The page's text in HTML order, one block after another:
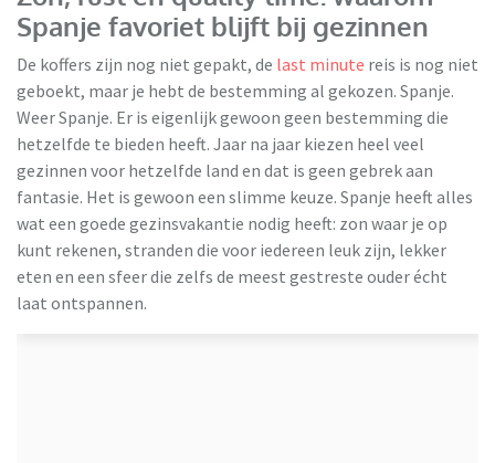
Spanje favoriet blijft bij gezinnen
De koffers zijn nog niet gepakt, de last minute reis is nog niet
geboekt, maar je hebt de bestemming al gekozen. Spanje.
Weer Spanje. Er is eigenlijk gewoon geen bestemming die
hetzelfde te bieden heeft. Jaar na jaar kiezen heel veel
gezinnen voor hetzelfde land en dat is geen gebrek aan
fantasie. Het is gewoon een slimme keuze. Spanje heeft alles
wat een goede gezinsvakantie nodig heeft: zon waar je op
kunt rekenen, stranden die voor iedereen leuk zijn, lekker
eten en een sfeer die zelfs de meest gestreste ouder écht
laat ontspannen.